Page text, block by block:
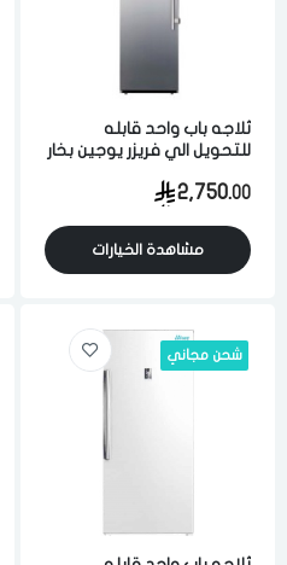
ثلاجه باب واحد قابله
للتحويل الي فريزر يوجين بخار
ستيل2,750.00
مشاهدة الخيارات
شحن مجاني